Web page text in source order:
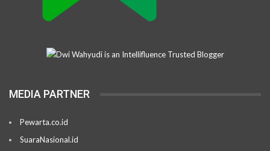
MEDIA PARTNER
Pewarta.co.id
SuaraNasional.id